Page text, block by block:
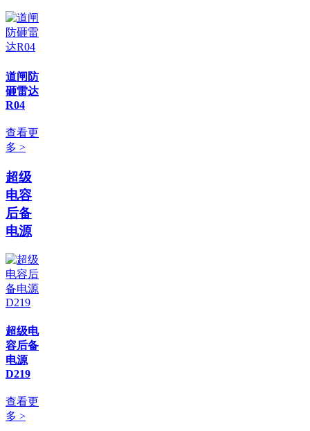
道闸防
砸雷达
R04
查看更
多 >
超级
电容
后备
电源
超级电
容后备
电源
D219
查看更
多 >